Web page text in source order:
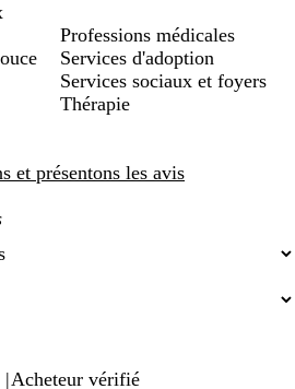
Professions médicales
Services d'adoption
Services sociaux et foyers
Thérapie
et présentons les avis
|Acheteur vérifié